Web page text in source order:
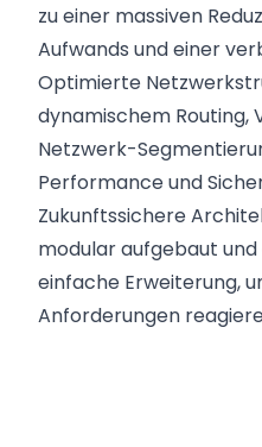
zu einer massiven
Aufwands und einer
Optimierte
dynamischem Routing,
Netzwerk-
Performance und
Zukunftssichere
modular aufgebaut
einfache Erweiterung,
Anforderungen